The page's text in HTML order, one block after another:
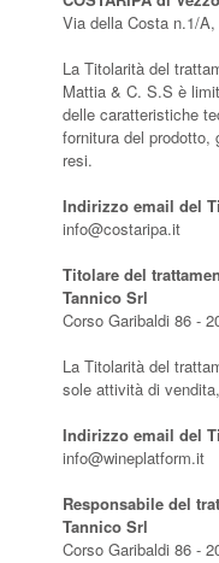
Via della Costa n.1/
La Titolarità del
Mattia & C. S.S è
delle caratteristiche
fornitura del prodotto,
resi.
Indirizzo email del
info@costaripa.it
Titolare del
Tannico Srl
Corso Garibaldi 86 -
La Titolarità del
sole attività di
Indirizzo email del
info@wineplatform.it
Responsabile del
Tannico Srl
Corso Garibaldi 86 -